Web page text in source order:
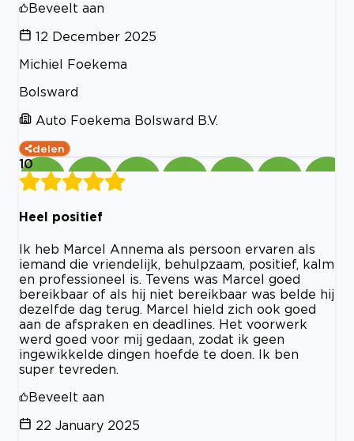
Beveelt aan
12 December 2025
Michiel Foekema
Bolsward
Auto Foekema Bolsward B.V.
delen
10
Heel positief
Ik heb Marcel Annema als persoon ervaren als
iemand die vriendelijk, behulpzaam, positief, kalm
en professioneel is. Tevens was Marcel goed
bereikbaar of als hij niet bereikbaar was belde hij
dezelfde dag terug. Marcel hield zich ook goed
aan de afspraken en deadlines. Het voorwerk
werd goed voor mij gedaan, zodat ik geen
ingewikkelde dingen hoefde te doen. Ik ben
super tevreden.
Beveelt aan
22 January 2025